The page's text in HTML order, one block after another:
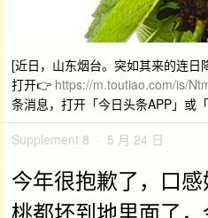
[近日，山东烟台。突如其来的连
打开👉 https://m.toutiao.com/is/
条消息，打开「今日头条APP」或
Supplement 8 · 5 月 24 日
今年很抱歉了，口
桃都坏到地里面了